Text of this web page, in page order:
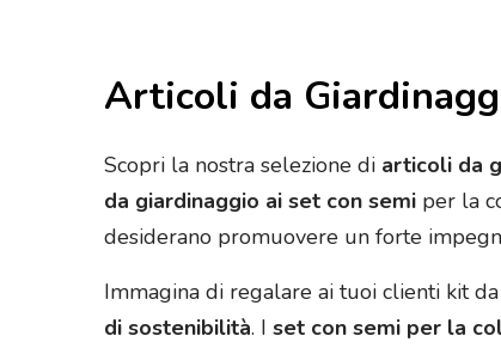
Articoli da
Scopri la nostra selezione di articoli da
da giardinaggio ai set con semi per la
desiderano promuovere un forte
Immagina di regalare ai tuoi clienti kit
di sostenibilità. I set con semi per la